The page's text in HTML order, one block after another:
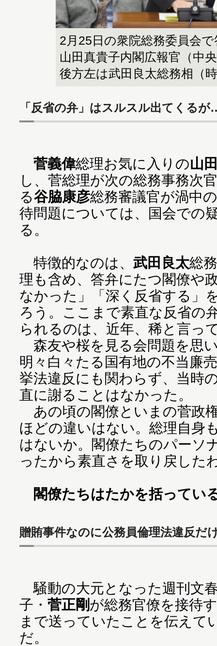
2月25日の衆院総務委員会
山田真貴子内閣広報官（中
後方左は武田良太総務相（
「反省の弁」はスルスル出てくる
菅義偉総理お気に入りの山
し、菅総理が次の総務事務次
る谷脇康彦総務審議官が渦中
待問題については、国会での
る。
特徴的なのは、 武田良太総
理も含め、答弁にたつ閣僚や
なかった」「深く反省する」
ろう。ここまで素直な反省の
られるのは、近年、稀と言っ
森友や桜を見る会問題を思
明々白々たる国有地の不当廉
挙法違反にも関わらず、当時
直に謝ることはなかった。
あの頃の閣僚といまの菅政
ほどの違いはない。総理自身
はないか。閣僚たちのパーソ
ったから素直さを取り戻した
閣僚たちはたかを括ってい
贈賄事件なのに公務員倫理法違反だ
騒動の大元となった週刊文
子・ 菅正剛が総務官僚を接待
まで送っていたことを伝えて
だ。